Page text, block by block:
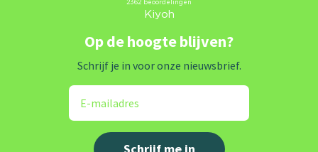
Op de hoogte blijven?
Schrijf je in voor onze nieuwsbrief.